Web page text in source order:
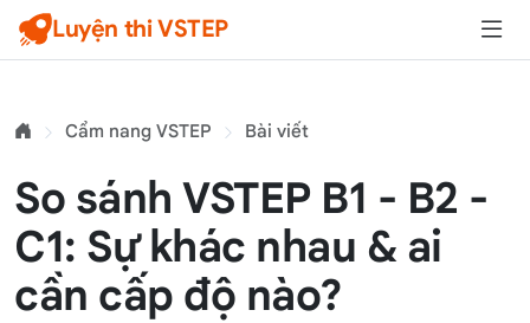
Luyện thi VSTEP
Cẩm nang VSTEP Bài viết
So sánh VSTEP B1 - B2 -
C1: Sự khác nhau & ai
cần cấp độ nào?